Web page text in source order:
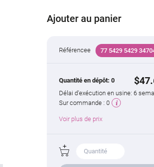
Ajouter au panier
Référencee 77 5429 5429
Quantité en dépôt:0
Délai d'exécution en usine:6
Sur commande :0
Voir plus de prix